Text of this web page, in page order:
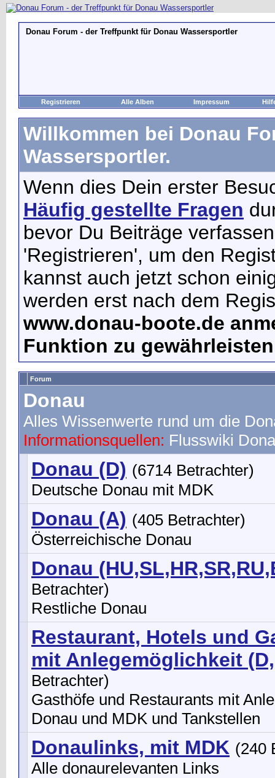
Donau Forum - der Treffpunkt für Donau Wassersportler
Registrieren Alle Alben Impressum
Willkommen bei Donau
Wassersportler.
Wenn dies Dein erster
Häufig gestellte Fragen
bevor Du Beiträge
'Registrieren', um den
kannst auch jetzt schon
werden erst nach dem
www.donau-boote.de
Funktion zu
Forum
Donau
Alles Wissenwerte rund um die
Informationsquellen: Flusswiki
Donau (D) (6714 Betrachter)
Deutsche Donau mit MDK
Donau (A) (405 Betrachter)
Österreichische Donau
Donau
Betrachter)
Restliche Donau
Restaurant, Hotels und
mit Anlegemöglichkeit
Betrachter)
Gasthöfe und Restaurants mit
Donau und MDK und Tankstellen
Donaulinks, mit MDK (240
Alle donaurelevanten Links